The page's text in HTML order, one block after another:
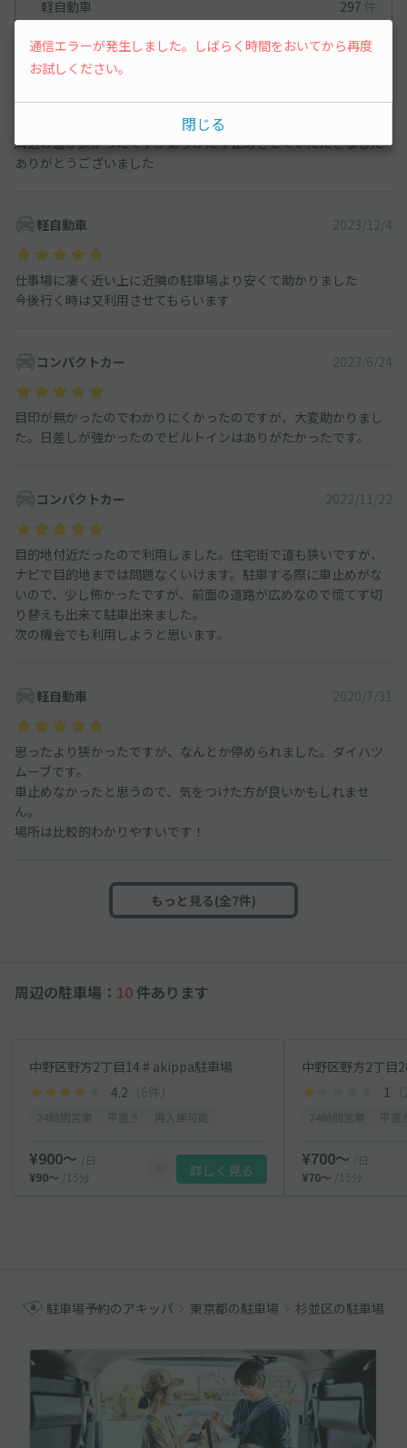
軽自動車 297 件
コンパクトカー
234件
周辺の道が狭かったですがありがたく止めさせていただきました
ありがとうございました
軽自動車 2023/12/4
仕事場に凄く近い上に近隣の駐車場より安くて助かりました
今後行く時は又利用させてもらいます
コンパクトカー 2023/6/24
目印が無かったのでわかりにくかったのですが、大変助かりまし
た。日差しが強かったのでビルトインはありがたかったです。
コンパクトカー 2022/11/22
目的地付近だったので利用しました。住宅街で道も狭いですが、
ナビで目的地までは問題なくいけます。駐車する際に車止めがな
いので、少し怖かったですが、前面の道路が広めなので慌てず切
り替えも出来て駐車出来ました。
次の機会でも利用しようと思います。
軽自動車 2020/7/31
思ったより狭かったですが、なんとか停められました。ダイハツ
ムーブです。
車止めなかったと思うので、気をつけた方が良いかもしれませ
ん。
場所は比較的わかりやすいです！
もっと見る(全7件)
周辺の駐車場： 10 件あります
中野区野方2丁目14♯akippa駐車場
4.2 （6件）
¥900〜
/日
¥90〜
/15分 詳しく見る
中野区野方2丁
1
¥700〜
/日
¥70〜
/15分
駐車場予約のアキッパ 東京都の駐車場 杉並区の駐車場
通信エラーが発生しました。しばらく時間をおいてから再度
お試しください。
閉じる